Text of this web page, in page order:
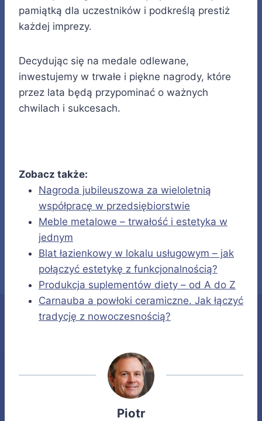
pamiątką dla uczestników i podkreślą prestiż
każdej imprezy.
Decydując się na medale odlewane,
inwestujemy w trwałe i piękne nagrody, które
przez lata będą przypominać o ważnych
chwilach i sukcesach.
Zobacz także:
Nagroda jubileuszowa za wieloletnią
współpracę w przedsiębiorstwie
Meble metalowe – trwałość i estetyka w
jednym
Blat łazienkowy w lokalu usługowym – jak
połączyć estetykę z funkcjonalnością?
Produkcja suplementów diety – od A do Z
Carnauba a powłoki ceramiczne. Jak łączyć
tradycję z nowoczesnością?
Piotr